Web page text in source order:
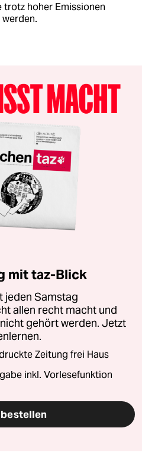
hoher Emissionen
mit taz-Blick
jeden Samstag
allen recht macht und
gehört werden. Jetzt
Zeitung frei Haus
inkl. Vorlesefunktion